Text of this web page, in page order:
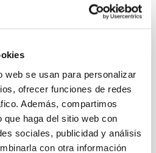
web se usan para personalizar
ofrecer funciones de redes
Además, compartimos
haga del sitio web con
sociales, publicidad y análisis
con otra información